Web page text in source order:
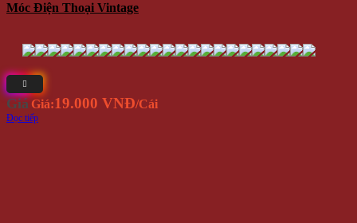
Móc Điện Thoại Vintage
Giá Giá:19.000 VNĐ/Cái
Đọc tiếp